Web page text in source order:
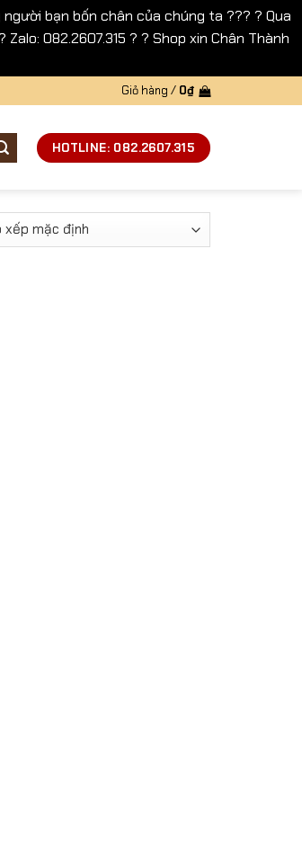
bạn bốn chân của chúng ta ??? ? Qua
082.2607.315 ? ? Shop xin Chân Thành
Giỏ hàng / 0₫
HOTLINE: 082.2607.315